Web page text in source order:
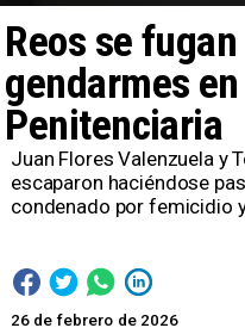
Reos se
gendarmes
Penitenciaria
26 de febrero de 2026
Juan Flores Valenzuela y
escaparon haciéndose
condenado por femicidio